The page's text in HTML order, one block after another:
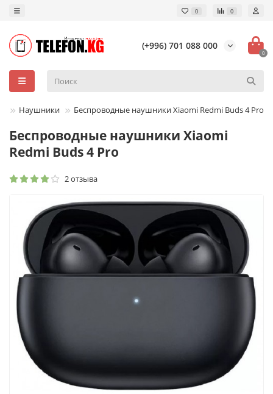
0 0
(+996) 701 088 000
0
Наушники Беспроводные наушники Xiaomi Redmi Buds 4 Pro
Беспроводные наушники Xiaomi
Redmi Buds 4 Pro
2 отзыва